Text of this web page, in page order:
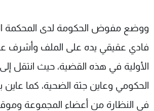
ووضع مفوض الحكومة لدى المحكمة
فادي عقيقي يده على الملف وأشرف
الأولية في هذه القضية، حيث انتقل
الحكومي وعاين جثة الضحية، كما عاين
في النظارة من أعضاء المجموعة